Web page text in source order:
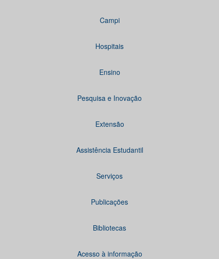
Campi
Hospitais
Ensino
Pesquisa e Inovação
Extensão
Assistência Estudantil
Serviços
Publicações
Bibliotecas
Acesso à informação